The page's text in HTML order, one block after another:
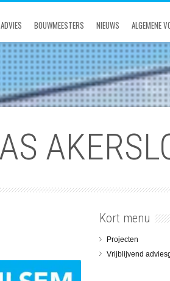
BOUWMEESTERS NIEUWS ALGEMENE
Kort menu
Projecten
Vrijblijvend